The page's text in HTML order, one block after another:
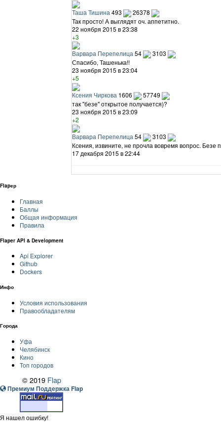
Таша Тишина 493
26378
Так просто! А выглядят оч. аппетитно.
22 ноября 2015 в 23:38
+3
Варвара Перепелица54
3103
Спасибо, Ташенька!!
23 ноября 2015 в 23:04
+5
Ксения Чиркова 1606
57749
так "безе" открытое получается)?
23 ноября 2015 в 23:09
+2
Варвара Перепелица 54
3103
Ксения, извините, не прочла вовремя вопрос. Безе
17 декабря 2015 в 22:44
Flapер
Главная
Баллы
Общая информация
Правила
Flaper API & Development
Api Explorer
Github
Dockers
Инфо
Условия использования
Правообладателям
Города
Уфа
Челябинск
Кино
Топ городов
© 2019 Flap
Премиум Поддержка Flap
Я нашел ошибку!